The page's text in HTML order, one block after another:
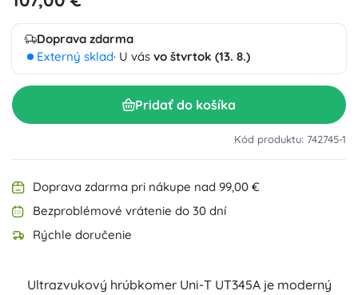
Doprava zdarma
Externý sklad· U vás vo štvrtok (13. 8.)
Pridať do košíka
Kód produktu: 742745-1
Doprava zdarma pri nákupe nad 99,00 €
Bezproblémové vrátenie do 30 dní
Rýchle doručenie
Ultrazvukový hrúbkomer Uni-T UT345A je moderný